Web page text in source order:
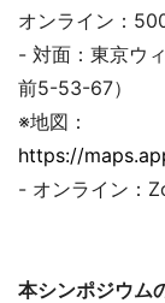
オンライン：500
- 対面：東京ウ
前5-53-67）
※地図：
https://
- オンライン：
本シンポジウム